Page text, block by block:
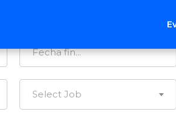
Select Job